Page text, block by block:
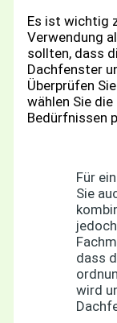
Es ist wichtig
Verwendung
sollten, dass
Dachfenster
Überprüfen
wählen Sie
Bedürfnissen
Für
Sie
dass
wird